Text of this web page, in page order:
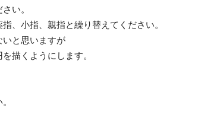
い。
、小指、親指と繰り替えてください。
いと思いますが
描くようにします。